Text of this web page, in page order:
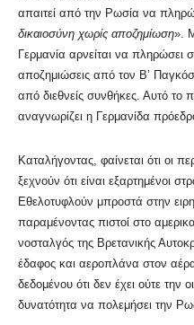
απαιτεί από την Ρωσία να
δικαιοσύνη χωρίς αποζημίωση».
Γερμανία αρνείται να πληρώσει
αποζημιώσεις από τον Β’
από διεθνείς συνθήκες. Αυτό το
αναγνωρίζει η Γερμανίδα
Καταλήγοντας, φαίνεται ότι οι
ξεχνούν ότι είναι εξαρτημένοι
Εθελοτυφλούν μπροστά στην
παραμένοντας πιστοί στο
νοσταλγός της Βρετανικής
έδαφος και αεροπλάνα στον
δεδομένου ότι δεν έχει ούτε την
δυνατότητα να πολεμήσει την